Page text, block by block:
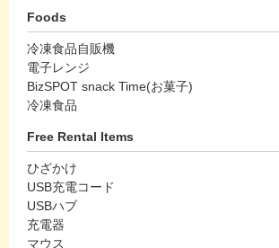
Foods
冷凍食品自販機
電子レンジ
BizSPOT snack Time(お菓子)
冷凍食品
Free Rental Items
ひざかけ
USB充電コード
USBハブ
充電器
マウス